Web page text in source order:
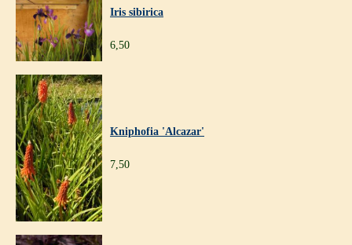
Iris sibirica
6,50
Kniphofia 'Alcazar'
7,50